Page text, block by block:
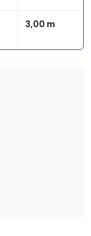
3,00 m